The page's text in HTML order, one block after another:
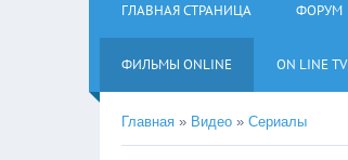
ГЛАВНАЯ СТРАНИЦА ФОРУМ
ФИЛЬМЫ ОNLINE ON LINE TV
Главная » Видео » Сериалы